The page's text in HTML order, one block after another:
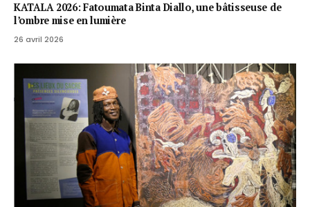
KATALA 2026: Fatoumata Binta Diallo, une bâtisseuse de
l’ombre mise en lumière
26 avril 2026